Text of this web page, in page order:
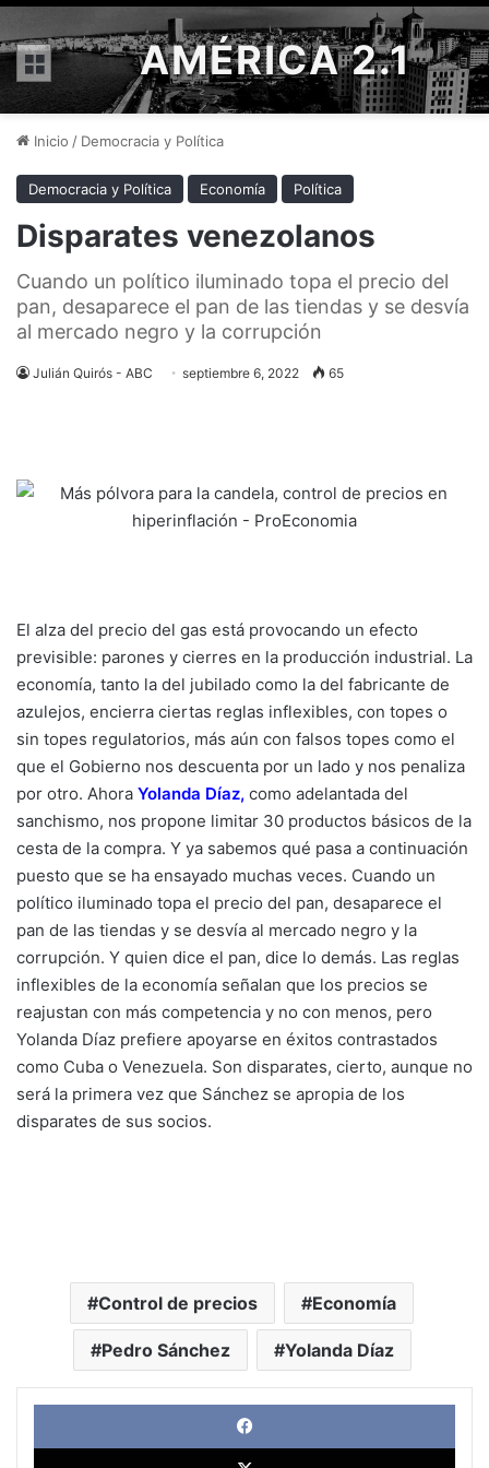
Menú AMÉRICA 2.1
Inicio / Democracia y Política
Democracia y Política Economía Política
Disparates venezolanos
Cuando un político iluminado topa el precio del
pan, desaparece el pan de las tiendas y se desvía
al mercado negro y la corrupción
Julián Quirós - ABC septiembre 6, 2022 65
El alza del precio del gas está provocando un efecto
previsible: parones y cierres en la producción industrial. La
economía, tanto la del jubilado como la del fabricante de
azulejos, encierra ciertas reglas inflexibles, con topes o
sin topes regulatorios, más aún con falsos topes como el
que el Gobierno nos descuenta por un lado y nos penaliza
por otro. Ahora Yolanda Díaz, como adelantada del
sanchismo, nos propone limitar 30 productos básicos de la
cesta de la compra. Y ya sabemos qué pasa a continuación
puesto que se ha ensayado muchas veces. Cuando un
político iluminado topa el precio del pan, desaparece el
pan de las tiendas y se desvía al mercado negro y la
corrupción. Y quien dice el pan, dice lo demás. Las reglas
inflexibles de la economía señalan que los precios se
reajustan con más competencia y no con menos, pero
Yolanda Díaz prefiere apoyarse en éxitos contrastados
como Cuba o Venezuela. Son disparates, cierto, aunque no
será la primera vez que Sánchez se apropia de los
disparates de sus socios.
Control de precios Economía
Pedro Sánchez Yolanda Díaz
X